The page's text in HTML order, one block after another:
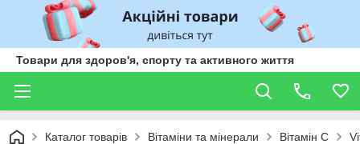
Товари для здоров'я, спорту та активного життя
Каталог товарів Вітаміни та мінерали Вітамін С